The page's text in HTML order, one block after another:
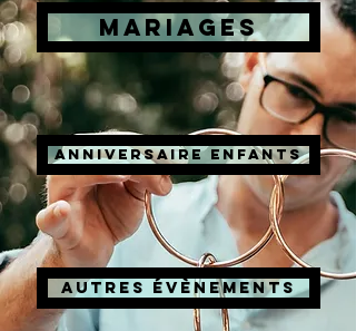
MARIAGES
ANNIVERSAIRE ENFANTS
AUTRES ÉVÈNEMENTS